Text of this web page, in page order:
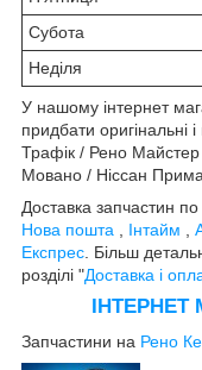
Субота
Неділя
У нашому інтернет
придбати оригінальні
Трафік / Рено
Мовано / Ніссан
Доставка запчастин по
Нова пошта
Інтайм
Експрес . Більш
розділі "Доставка і
Запчастини на Рено